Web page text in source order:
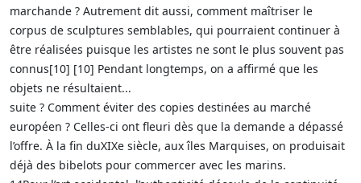
marchande ? Autrement dit aussi, comment maîtriser le
corpus de sculptures semblables, qui pourraient continuer à
être réalisées puisque les artistes ne sont le plus souvent pas
connus[10] [10] Pendant longtemps, on a affirmé que les
objets ne résultaient...
suite ? Comment éviter des copies destinées au marché
européen ? Celles-ci ont fleuri dès que la demande a dépassé
l’offre. À la fin duXIXe siècle, aux îles Marquises, on produisait
déjà des bibelots pour commercer avec les marins.